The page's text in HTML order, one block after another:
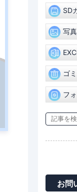
SD
写
ゴ
フ
お問